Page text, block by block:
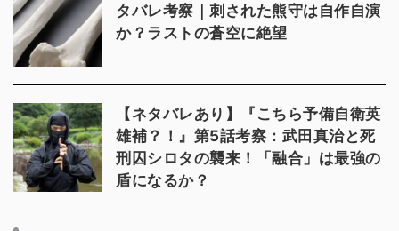
タバレ考察｜刺された熊守は自作自演
か？ラストの蒼空に絶望
【ネタバレあり】『こちら予備自衛英
雄補？！』第5話考察：武田真治と死
刑囚シロタの襲来！「融合」は最強の
盾になるか？